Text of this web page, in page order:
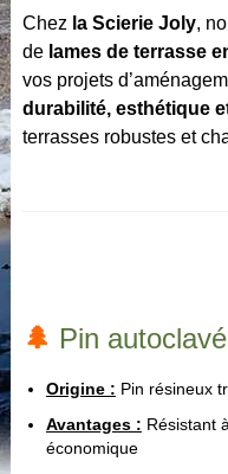
Chez la Scierie Joly,
de lames de terrasse
vos projets
durabilité, esthétique
terrasses robustes et
🌲 Pin autoclavé
Origine : Pin résineux
Avantages : Résistant
économique